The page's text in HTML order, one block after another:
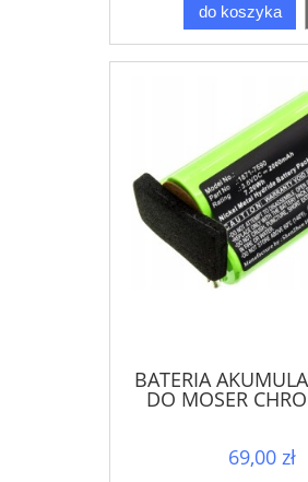
do koszyka
BATERIA
DO MOSER
69,00 zł